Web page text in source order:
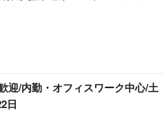
迎/内勤・オフィスワーク中心/土
日